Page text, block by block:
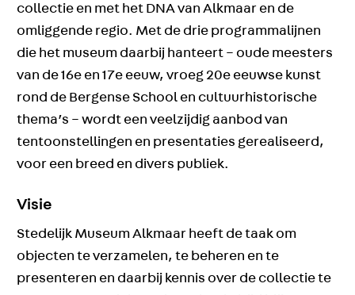
collectie en met het DNA van Alkmaar en de
omliggende regio. Met de drie programmalijnen
die het museum daarbij hanteert – oude meesters
van de 16e en 17e eeuw, vroeg 20e eeuwse kunst
rond de Bergense School en cultuurhistorische
thema’s – wordt een veelzijdig aanbod van
tentoonstellingen en presentaties gerealiseerd,
voor een breed en divers publiek.
Visie
Stedelijk Museum Alkmaar heeft de taak om
objecten te verzamelen, te beheren en te
presenteren en daarbij kennis over de collectie te